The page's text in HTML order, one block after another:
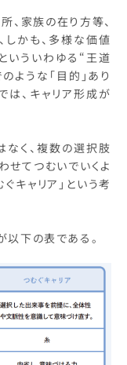
、家族の在り方等、
かも、多様な価値
いういわゆる“王道
ような「目的」あり
、キャリア形成が
なく、複数の選択肢
せてつむいでいくよ
キャリア」という考
以下の表である。